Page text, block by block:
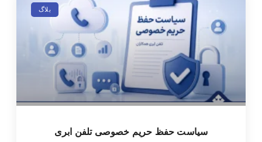
بلاگ
سیاست حفظ حریم خصوصی تلفن ابری